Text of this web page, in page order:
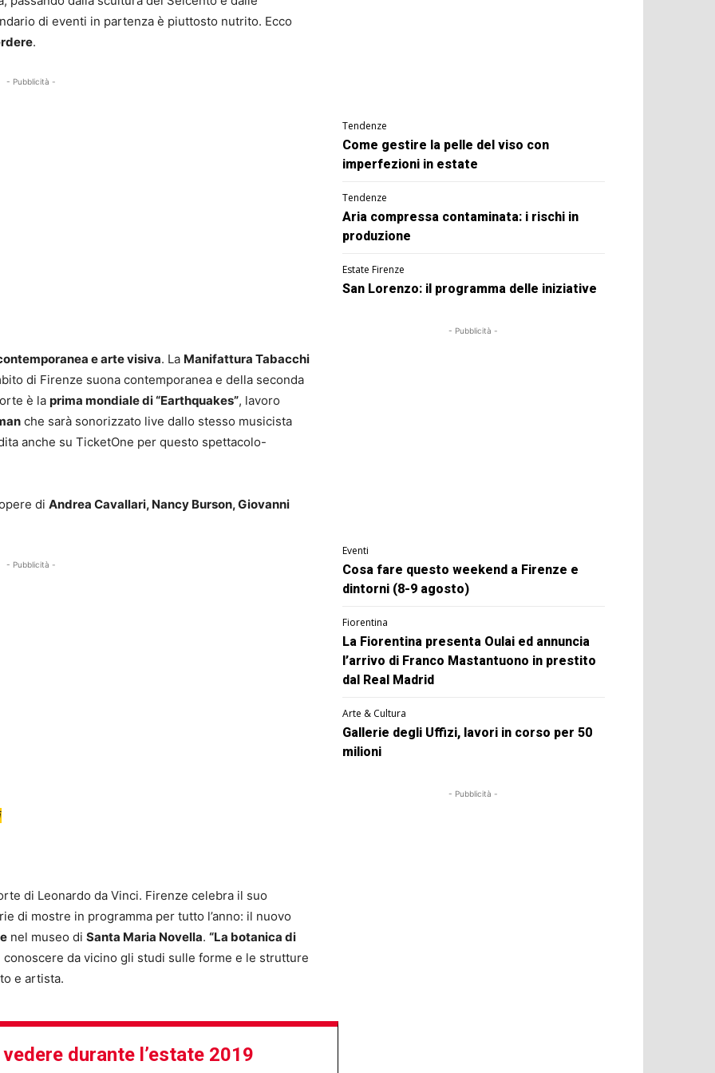
di eventi in partenza è piuttosto nutrito. Ecco
.
- Pubblicità -
e arte visiva. La Manifattura Tabacchi
di Firenze suona contemporanea e della seconda
è la prima mondiale di “Earthquakes”, lavoro
che sarà sonorizzato live dallo stesso musicista
anche su TicketOne per questo spettacolo-
di Andrea Cavallari, Nancy Burson, Giovanni
- Pubblicità -
di Leonardo da Vinci. Firenze celebra il suo
di mostre in programma per tutto l’anno: il nuovo
nel museo di Santa Maria Novella. “La botanica di
da vicino gli studi sulle forme e le strutture
e artista.
durante l’estate 2019
Tendenze
Come gestire la pelle del viso con
imperfezioni in estate
Tendenze
Aria compressa contaminata: i rischi in
produzione
Estate Firenze
San Lorenzo: il programma delle iniziative
- Pubblicità -
Eventi
Cosa fare questo weekend a Firenze e
dintorni (8-9 agosto)
Fiorentina
La Fiorentina presenta Oulai ed annuncia
l’arrivo di Franco Mastantuono in prestito
dal Real Madrid
Arte & Cultura
Gallerie degli Uffizi, lavori in corso per 50
milioni
- Pubblicità -